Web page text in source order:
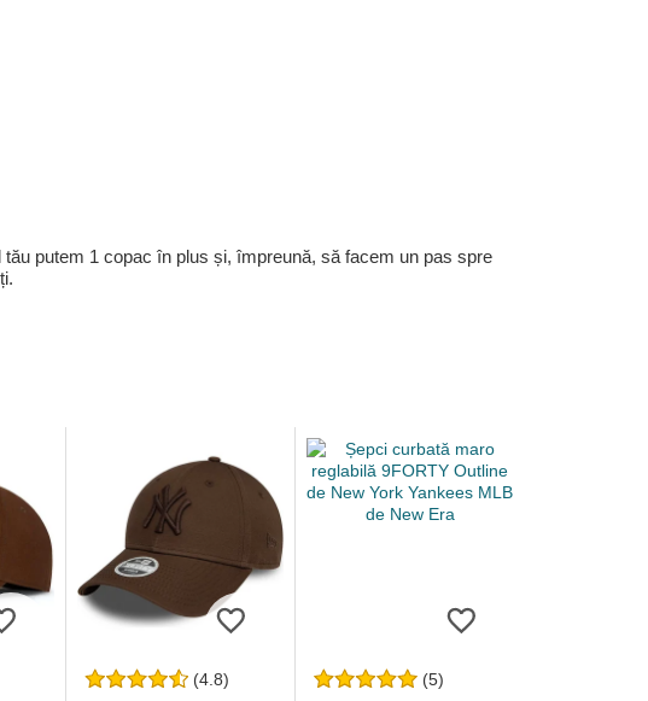
putem 1 copac în plus și, împreună, să facem un pas spre
(4.8) (5)